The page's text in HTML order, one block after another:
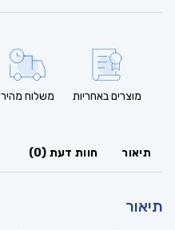
מוצרים באחריות משלוח מהיר
תיאור חוות דעת (0)
תיאור